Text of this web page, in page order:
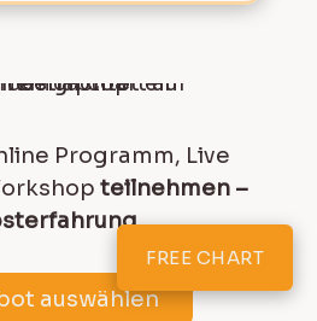
Programm, Live
teilnehmen –
auswählen
FREE CHART